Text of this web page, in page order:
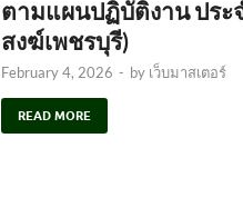
ตามแผนปฏิบัติงาน ประ
สงฆ์เพชรบุรี)
February 4, 2026 - by เว็บมาสเตอร์
READ MORE